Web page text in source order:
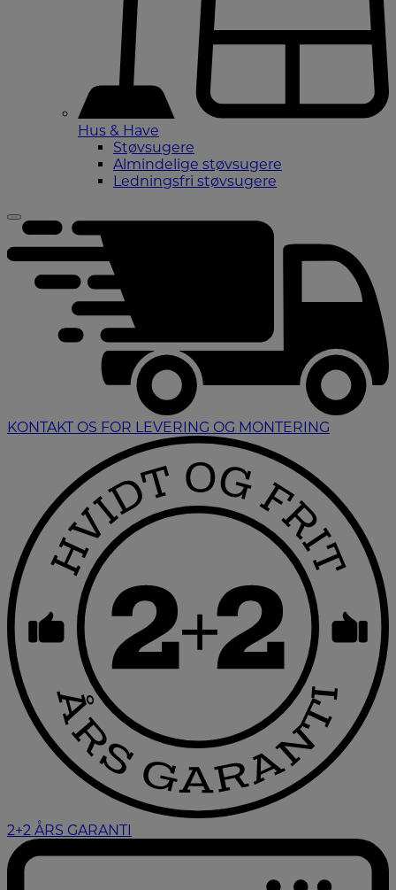
Hus & Have
Støvsugere
Almindelige støvsugere
Ledningsfri støvsugere
KONTAKT OS FOR LEVERING OG MONTERING
2+2 ÅRS GARANTI